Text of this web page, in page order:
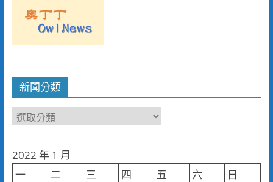
新聞分類
新
類
2022 年 1 月
一
二 三 四 五 六
日